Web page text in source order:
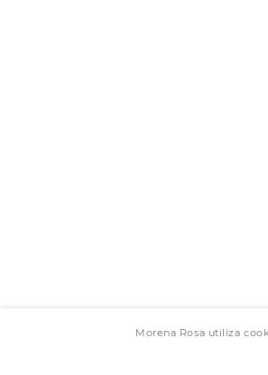
Morena Rosa utiliza